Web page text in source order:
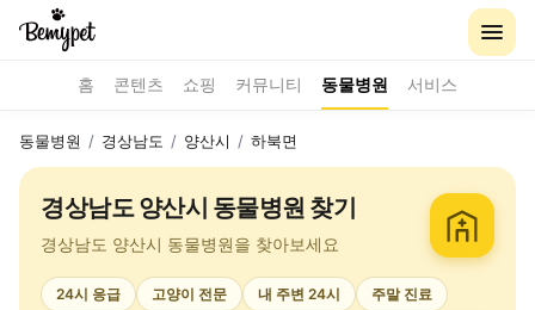
홈 콘텐츠 쇼핑 커뮤니티 동물병원 서비스
동물병원 / 경상남도 / 양산시 / 하북면
경상남도 양산시 동물병원 찾기
경상남도 양산시 동물병원을 찾아보세요
24시 응급 고양이 전문 내 주변 24시 주말 진료